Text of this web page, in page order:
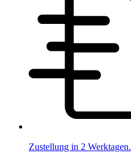
Zustellung in 2 Werktagen.